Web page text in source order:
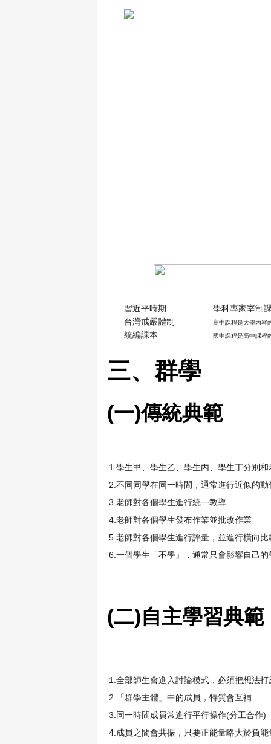
習近平時期
台灣戒嚴體制
統編課本
學科專家宰制
高中課程是大學內容
國中課程是高中課程
三、群學
(一)傳統典範
1.學生甲、學生乙、學生丙、學生丁分別
2.不同同學在同一時間，通常進行近似的動
3.老師對各個學生進行統一教導
4.老師對各個學生發布作業並批改作業
5.老師對各個學生進行評量，並進行橫向比
6.一個學生「不學」，通常只會影響自己
(二)自主學習典範
1.全部師生會進入討論模式，必須把想法
2.「群學主體」中的成員，特質會互補
3.同一時間成員常進行平行操作(分工合作)
4.成員之間會共振，只要正能量略大於負